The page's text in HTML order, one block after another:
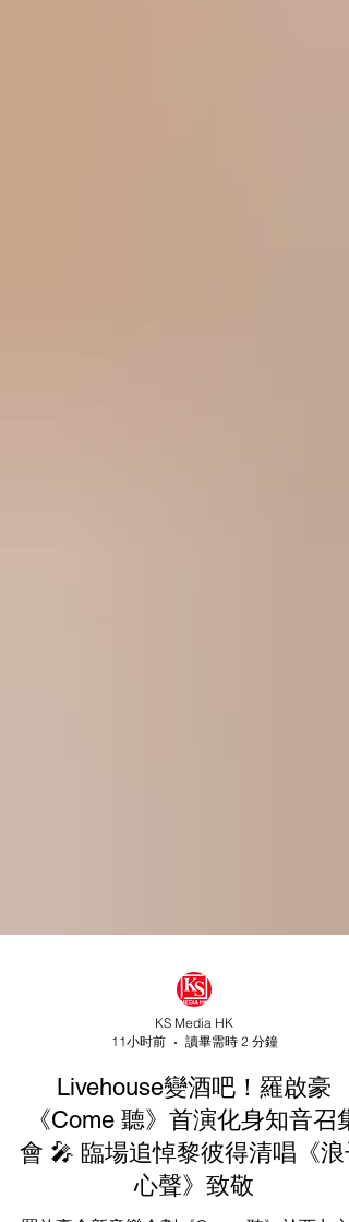
KS Media HK
11小时前
讀畢需時 2 分鐘
Livehouse變酒吧！羅啟豪
《Come 聽》首演化身知音召集